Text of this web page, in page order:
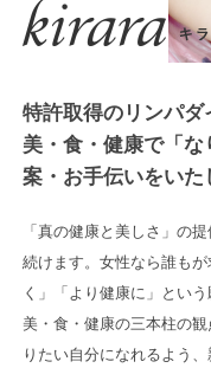
特許取得のリンパダ
美・食・健康で「
案・お手伝いをいた
「真の健康と美しさ」の
続けます。女性なら誰も
く」「より健康に」とい
美・食・健康の三本柱の
りたい自分になれるよう